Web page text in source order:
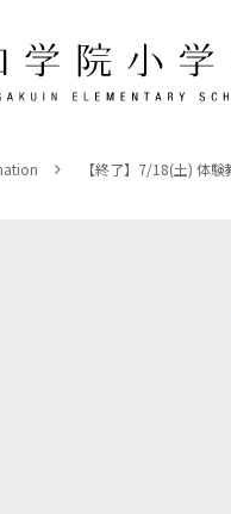
【終了】7/18(土) 体